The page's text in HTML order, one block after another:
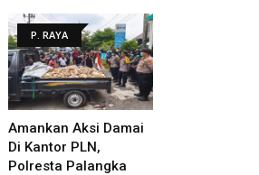
P. RAYA
Amankan Aksi Damai
Di Kantor PLN,
Polresta Palangka